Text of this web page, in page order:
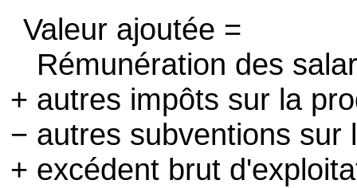
Valeur ajoutée =
Rémunération des
+ autres impôts sur la
− autres subventions sur
+ excédent brut